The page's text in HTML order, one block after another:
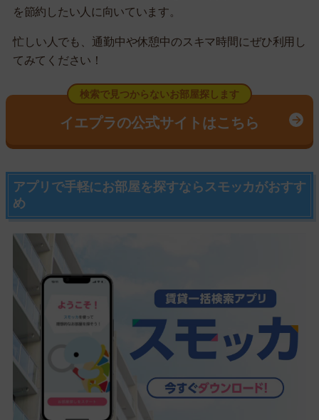
を節約したい人に向いています。
忙しい人でも、通勤中や休憩中のスキマ時間にぜひ利用し
てみてください！
検索で見つからないお部屋探します
イエプラの公式サイトはこちら
アプリで手軽にお部屋を探すならスモッカがおすす
め